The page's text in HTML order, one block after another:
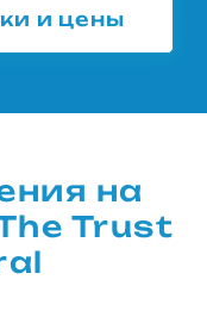
и цены
на
Trust